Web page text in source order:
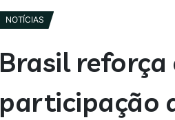
NOTÍCIAS
Brasil reforça
participação